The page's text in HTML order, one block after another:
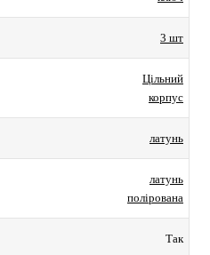
3 шт
Цільний
корпус
латунь
латунь
полірована
Так